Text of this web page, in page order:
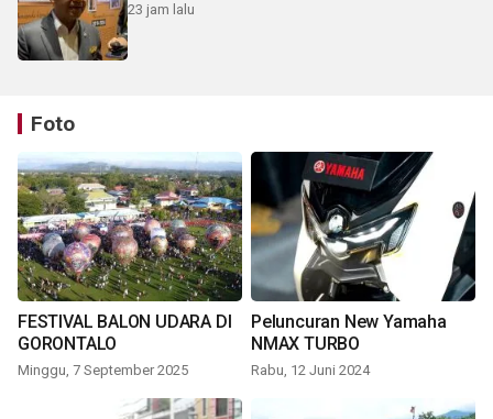
23 jam lalu
Foto
FESTIVAL BALON UDARA DI
GORONTALO
Minggu, 7 September 2025
Peluncuran New Yamaha
NMAX TURBO
Rabu, 12 Juni 2024